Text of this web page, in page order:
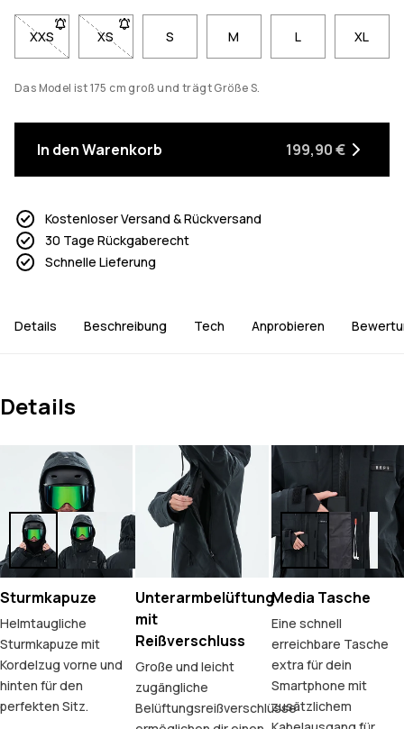
XXS- Größe XXS nicht verfügbar. Klicke, um benachrichtigt zu
XS- Größe XS nicht verfügbar. Klicke, um
S M L XL
Das Model ist 175 cm groß und trägt Größe S.
In den Warenkorb 199,90 €
Kostenloser Versand & Rückversand
30 Tage Rückgaberecht
Schnelle Lieferung
Details Beschreibung Tech Anprobieren
Details
Sturmkapuze
Helmtaugliche
Sturmkapuze mit
Kordelzug vorne und
hinten für den
perfekten Sitz.
Unterarmbelüftung
mit
Reißverschluss
Große und leicht
zugängliche
Belüftungsreißverschlüsse
Media Tasche
Eine schnell
erreichbare Tasche
extra für dein
Smartphone mit
zusätzlichem